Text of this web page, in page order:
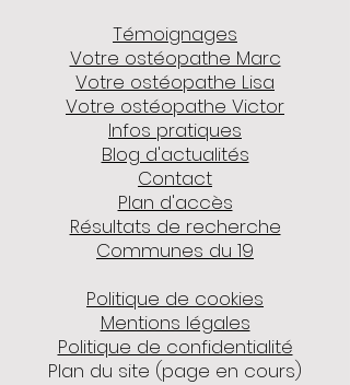
Témoignages
Votre ostéopathe Marc
Votre ostéopathe Lisa
Votre ostéopathe Victor
​Infos pratiques
Blog d'actualités
Contact​
Plan d'accès
Résultats de recherche​
Communes du 19
Politique de cookies
Mentions légales
Politique de confidentialité
Plan du site (page en cours)